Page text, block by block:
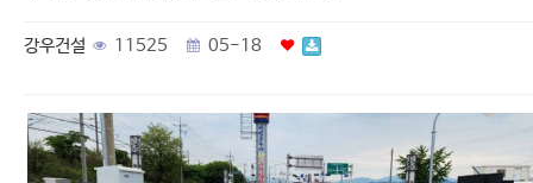
강우건설 11525 05-18